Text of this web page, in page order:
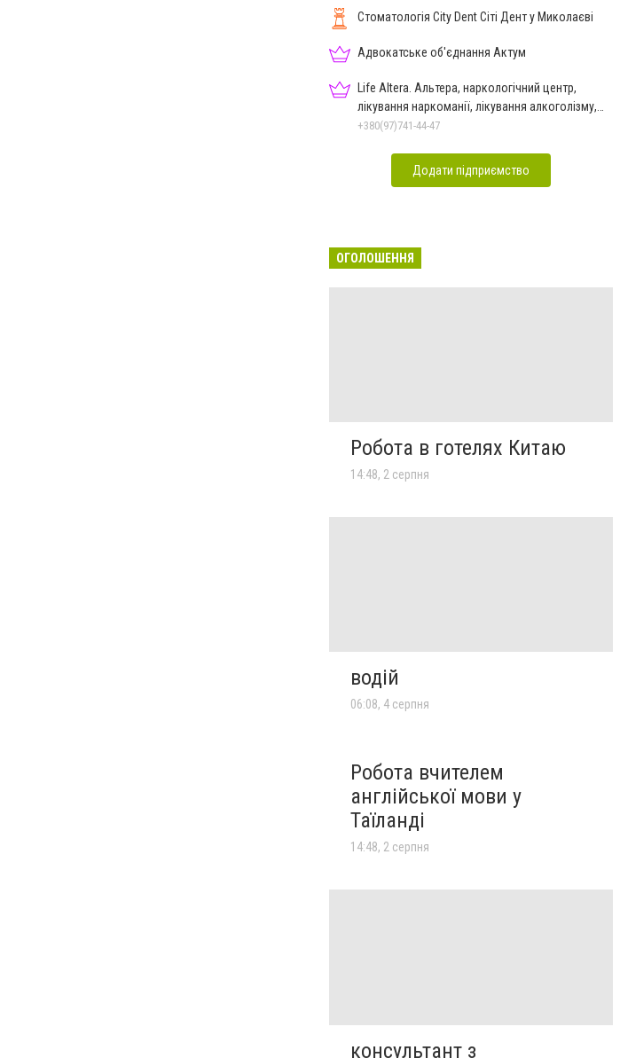
Стоматологія City Dent Сіті Дент у Миколаєві
Адвокатське об'єднання Актум
Life Altera. Альтера, наркологічний центр,
лікування наркоманії, лікування алкоголізму,
зняття ломки
+380(97)741-44-47
Додати підприємство
ОГОЛОШЕННЯ
Робота в готелях Китаю
14:48, 2 серпня
водій
06:08, 4 серпня
Робота вчителем
англійської мови у
Таїланді
14:48, 2 серпня
консультант з